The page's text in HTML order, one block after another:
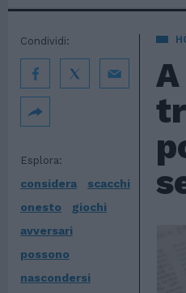
Esplora:
considera
scacchi
onesto
giochi
avversari
possono
nascondersi
Condividi: